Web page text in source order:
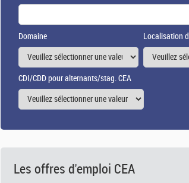
Domaine Localisation
CDI/CDD pour alternants/stag. CEA
Les offres d'emploi CEA